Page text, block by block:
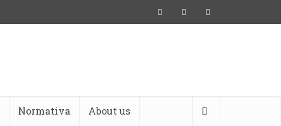
Normativa About us